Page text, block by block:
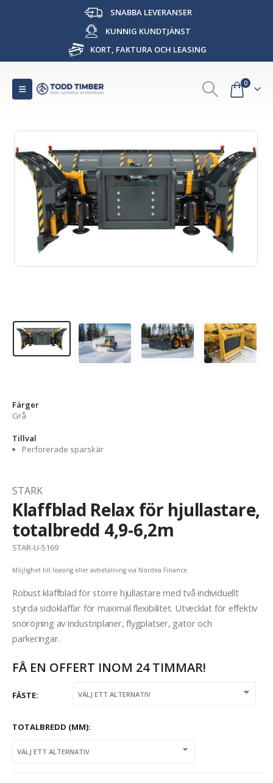
SNABBA LEVERANSER
KUNNIG KUNDTJÄNST
KORT, FAKTURA OCH LEASING
0
Färger
Grå
Tillval
Perforerade sparskär
STARK
Klaffblad Relax för hjullastare,
totalbredd 4,9-6,2m
STAR-U-5169
Möjlighet till leasing eller avbetalning via Nordea Finance.
Robust klaffblad för större hjullastare med två individuellt
styrda sidoklaffar för maximal flexibilitet. Utvecklat för effektiv
snöröjning av industriplaner, flygplatser, gator och
parkeringar.
FÅ EN OFFERT INOM 24 TIMMAR!
FÄSTE
TOTALBREDD (MM)